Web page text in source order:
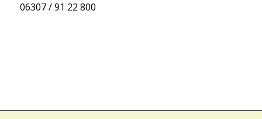
06307 / 91 22 800